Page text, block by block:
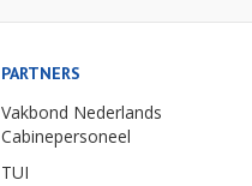
PARTNERS
Vakbond Nederlands
Cabinepersoneel
TUI